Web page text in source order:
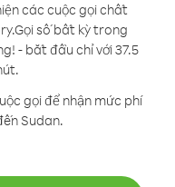
các cuộc gọi chất
Gọi số bất kỳ trong
- bắt đầu chỉ với 37.5
gọi để nhận mức phí
Sudan.